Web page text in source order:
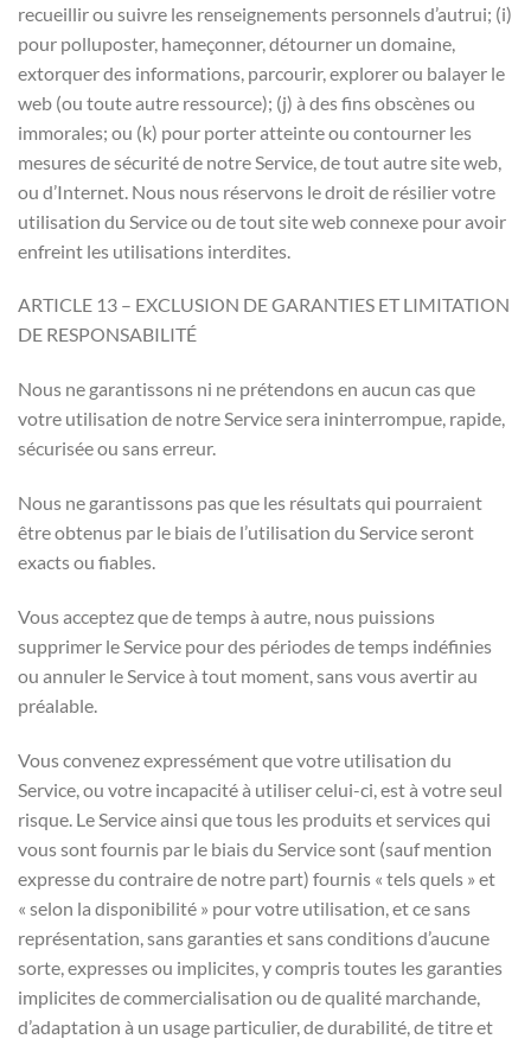
recueillir ou suivre les renseignements personnels d’autrui; (i)
pour polluposter, hameçonner, détourner un domaine,
extorquer des informations, parcourir, explorer ou balayer le
web (ou toute autre ressource); (j) à des fins obscènes ou
immorales; ou (k) pour porter atteinte ou contourner les
mesures de sécurité de notre Service, de tout autre site web,
ou d’Internet. Nous nous réservons le droit de résilier votre
utilisation du Service ou de tout site web connexe pour avoir
enfreint les utilisations interdites.
ARTICLE 13 – EXCLUSION DE GARANTIES ET LIMITATION
DE RESPONSABILITÉ
Nous ne garantissons ni ne prétendons en aucun cas que
votre utilisation de notre Service sera ininterrompue, rapide,
sécurisée ou sans erreur.
Nous ne garantissons pas que les résultats qui pourraient
être obtenus par le biais de l’utilisation du Service seront
exacts ou fiables.
Vous acceptez que de temps à autre, nous puissions
supprimer le Service pour des périodes de temps indéfinies
ou annuler le Service à tout moment, sans vous avertir au
préalable.
Vous convenez expressément que votre utilisation du
Service, ou votre incapacité à utiliser celui-ci, est à votre seul
risque. Le Service ainsi que tous les produits et services qui
vous sont fournis par le biais du Service sont (sauf mention
expresse du contraire de notre part) fournis « tels quels » et
« selon la disponibilité » pour votre utilisation, et ce sans
représentation, sans garanties et sans conditions d’aucune
sorte, expresses ou implicites, y compris toutes les garanties
implicites de commercialisation ou de qualité marchande,
d’adaptation à un usage particulier, de durabilité, de titre et